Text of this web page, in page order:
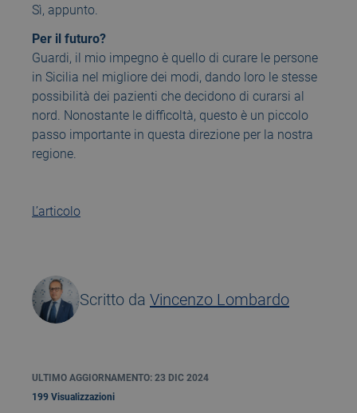
Sì, appunto.
Per il futuro?
Guardi, il mio impegno è quello di curare le persone
in Sicilia nel migliore dei modi, dando loro le stesse
possibilità dei pazienti che decidono di curarsi al
nord. Nonostante le difficoltà, questo è un piccolo
passo importante in questa direzione per la nostra
regione.
L’articolo
Scritto da Vincenzo Lombardo
ULTIMO AGGIORNAMENTO: 23 DIC 2024
199 Visualizzazioni